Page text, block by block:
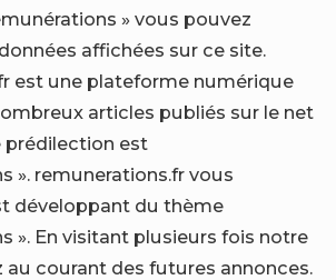
» vous pouvez
affichées sur ce site.
est une plateforme numérique
articles publiés sur le net
prédilection est
». remunerations.fr vous
développant du thème
». En visitant plusieurs fois notre
au courant des futures annonces.